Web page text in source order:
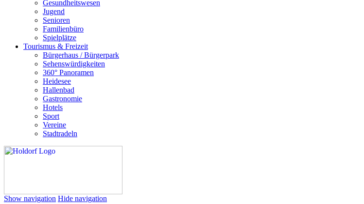
Gesundheitswesen
Jugend
Senioren
Familienbüro
Spielplätze
Tourismus & Freizeit
Bürgerhaus / Bürgerpark
Sehenswürdigkeiten
360° Panoramen
Heidesee
Hallenbad
Gastronomie
Hotels
Sport
Vereine
Stadtradeln
Show navigation Hide navigation